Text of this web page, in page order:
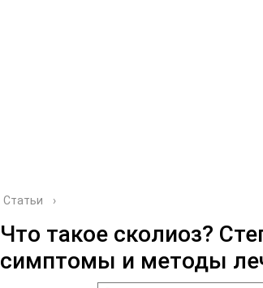
Статьи ›
Что такое сколиоз?
симптомы и методы